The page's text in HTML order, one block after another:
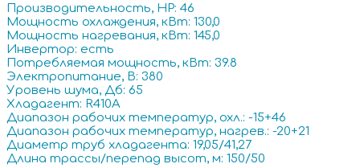
Производительность, HP: 46
Мощность охлаждения, кВт: 130,0
Мощность нагревания, кВт: 145,0
Инвертор: есть
Потребляемая мощность, кВт: 39.8
Электропитание, В: 380
Уровень шума, Дб: 65
Хладагент: R410A
Диапазон рабочих температур, охл.: -15+46
Диапазон рабочих температур, нагрев.: -20+21
Диаметр труб хладагента: 19,05/41,27
Длина трассы/перепад высот, м: 150/50